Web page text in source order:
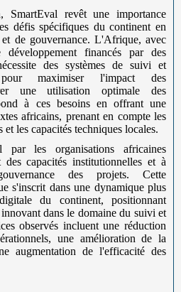
SmartEval revêt une importance
défis spécifiques du continent en
de gouvernance. L'Afrique, avec
financés par des
des systèmes de suivi et
maximiser l'impact des
une utilisation optimale des
à ces besoins en offrant une
africains, prenant en compte les
les capacités techniques locales.
par les organisations africaines
capacités institutionnelles et à
des projets. Cette
s'inscrit dans une dynamique plus
du continent, positionnant
dans le domaine du suivi et
observés incluent une réduction
une amélioration de la
augmentation de l'efficacité des